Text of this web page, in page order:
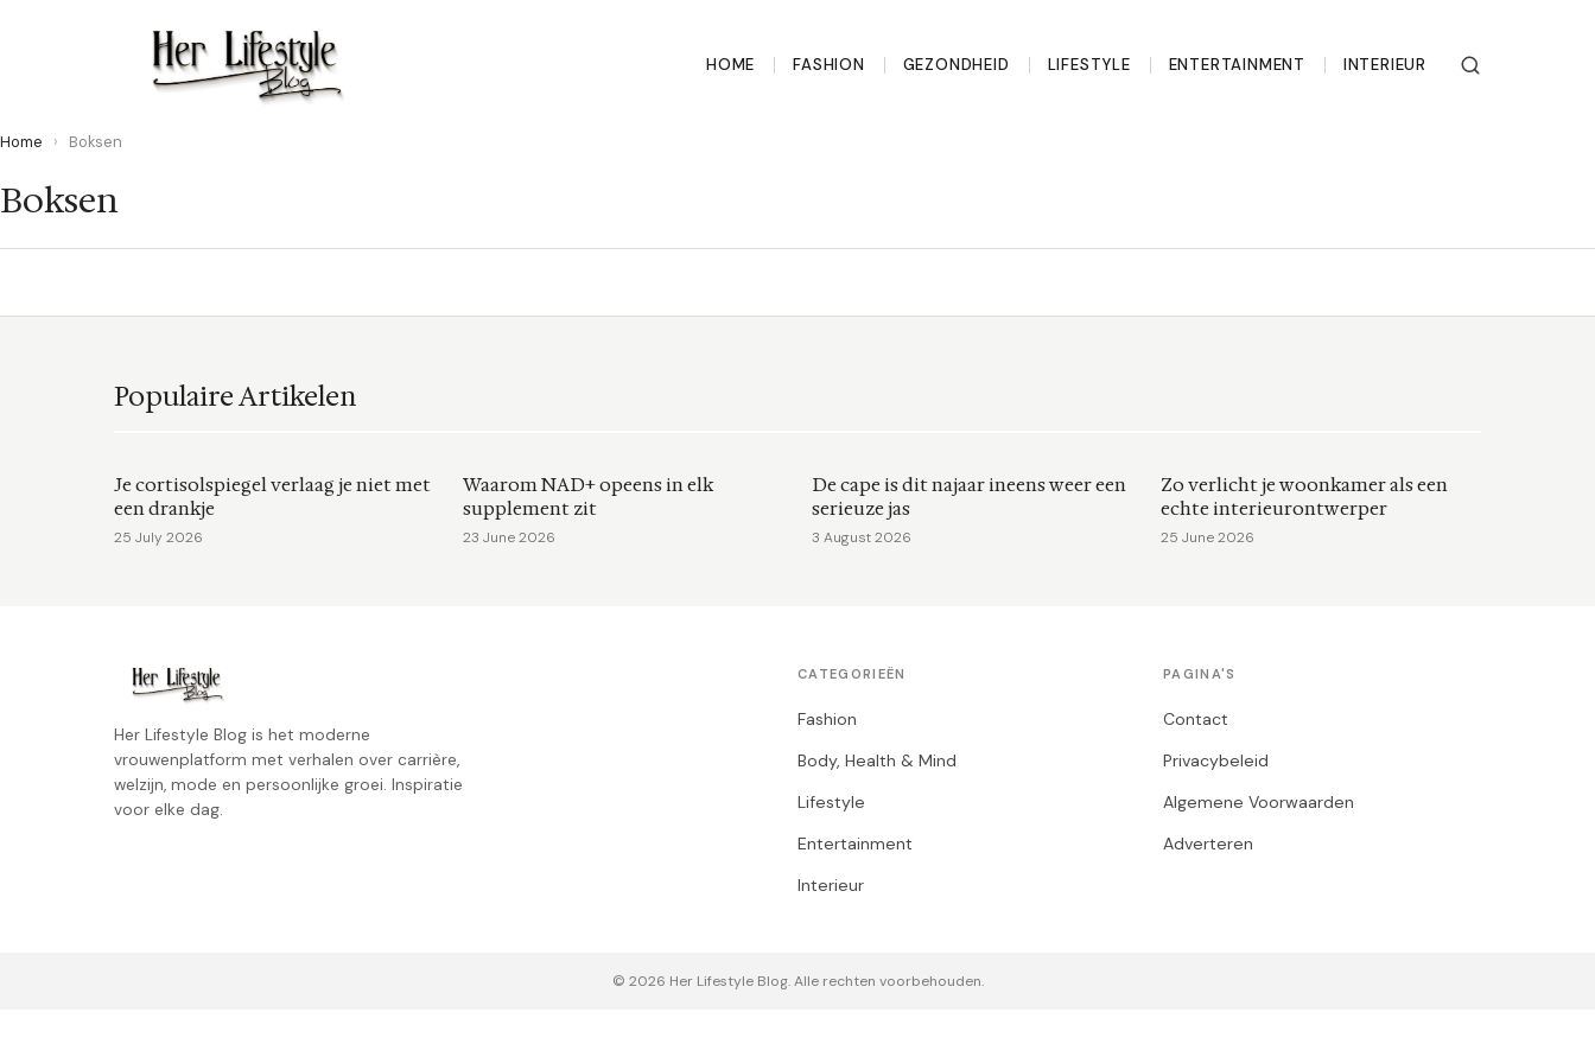
HOME FASHION GEZONDHEID LIFESTYLE ENTERTAINMENT INTERIEUR
Home › Boksen
Boksen
Populaire Artikelen
Je cortisolspiegel verlaag je niet met
een drankje
25 July 2026
Waarom NAD+ opeens in elk
supplement zit
23 June 2026
De cape is dit najaar ineens weer een
serieuze jas
3 August 2026
Zo verlicht je woonkamer als een
echte interieurontwerper
25 June 2026
Her Lifestyle Blog is het moderne
vrouwenplatform met verhalen over carrière,
welzijn, mode en persoonlijke groei. Inspiratie
voor elke dag.
CATEGORIEËN
Fashion
Body, Health & Mind
Lifestyle
Entertainment
Interieur
PAGINA'S
Contact
Privacybeleid
Algemene Voorwaarden
Adverteren
© 2026 Her Lifestyle Blog. Alle rechten voorbehouden.